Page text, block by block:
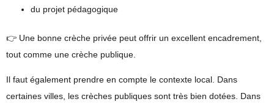
du projet pédagogique
👉 Une bonne crèche privée peut offrir un excellent encadrement,
tout comme une crèche publique.
Il faut également prendre en compte le contexte local. Dans
certaines villes, les crèches publiques sont très bien dotées. Dans